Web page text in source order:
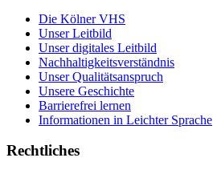
Die Kölner VHS
Unser Leitbild
Unser digitales Leitbild
Nachhaltigkeitsverständnis
Unser Qualitätsanspruch
Unsere Geschichte
Barrierefrei lernen
Informationen in Leichter Sprache
Rechtliches